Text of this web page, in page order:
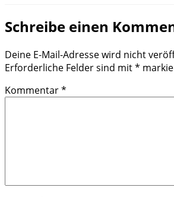
Schreibe einen
Deine E-Mail-Adresse wird nicht
Erforderliche Felder sind mit*
Kommentar*